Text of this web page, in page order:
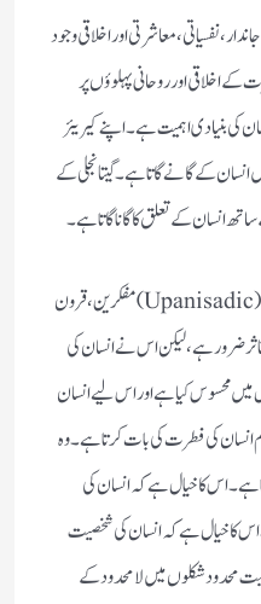
نفسیاتی، معاشرتی اور اخلاقی وجود
اخلاقی اور روحانی پہلوؤں پر
کی بنیادی اہمیت ہے۔ اپنے کیریئر
کے گانے گاتا ہے۔ گیتانجلی کے
انسان کے تعلق کا گانا گاتا ہے۔
انسان کے بارے میں ٹیگور کا تصور اپنساڈک (Upanisadic) مفکرین، قرون
ضرور ہے، لیکن اس نے انسان کی
محسوس کیا ہے اور اس لیے انسان
انسان کی فطرت کی بات کرتا ہے۔ وہ
اس کا خیال ہے کہ انسان کی
کا خیال ہے کہ انسان کی شخصیت
محدود شکلوں میں لامحدود کے